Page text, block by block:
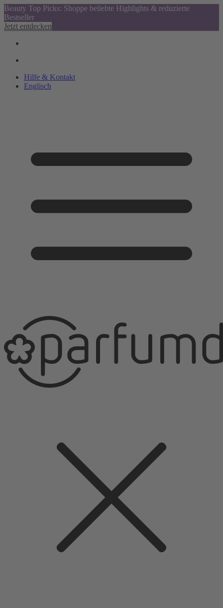
Beauty Top Picks: Shoppe beliebte Highlights & reduzierte
Bestseller
Jetzt entdecken
Hilfe & Kontakt
Englisch